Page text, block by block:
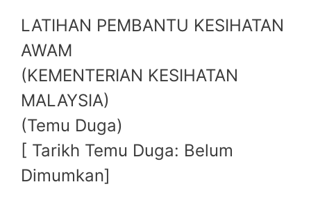
LATIHAN PEMBANTU KESIHATAN
AWAM
(KEMENTERIAN KESIHATAN
MALAYSIA)
(Temu Duga)
[ Tarikh Temu Duga: Belum
Dimumkan]